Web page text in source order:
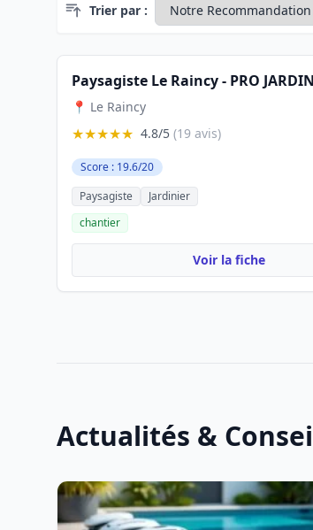
Trier par :
📍 Le Raincy
★★★★★ 4.8/5 (19 avis)
Score : 19.6/20
Paysagiste
Jardinier
chantier
Voir la fiche
Actualités &